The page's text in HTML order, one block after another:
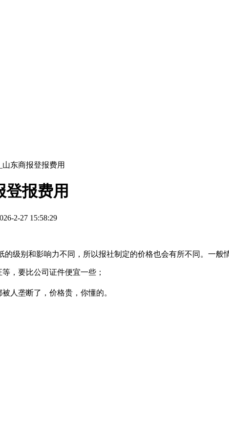
东商报登报费用
登报费用
2-27 15:58:29
级别和影响力不同，所以报社制定的价格也会有所不同。一般
，要比公司证件便宜一些；
人垄断了，价格贵，你懂的。